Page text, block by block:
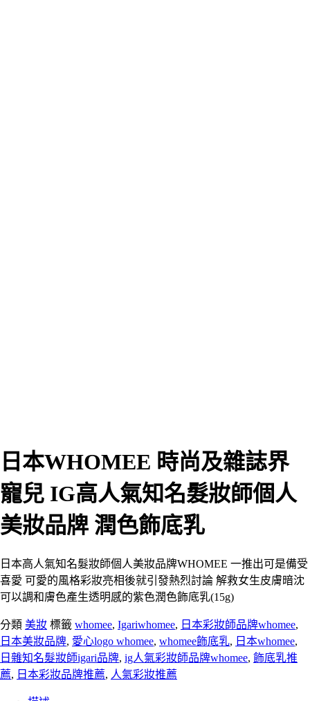
日本WHOMEE 時尚及雜誌界
寵兒 IG高人氣知名髮妝師個人
美妝品牌 潤色飾底乳
日本高人氣知名髮妝師個人美妝品牌WHOMEE 一推出可是備受
喜愛 可愛的風格彩妝亮相後就引發熱烈討論 解救女生皮膚暗沈
可以調和膚色產生透明感的紫色潤色飾底乳(15g)
分類 美妝 標籤 whomee, Igariwhomee, 日本彩妝師品牌whomee,
日本美妝品牌, 愛心logo whomee, whomee飾底乳, 日本whomee,
日雜知名髮妝師igari品牌, ig人氣彩妝師品牌whomee, 飾底乳推
薦, 日本彩妝品牌推薦, 人氣彩妝推薦